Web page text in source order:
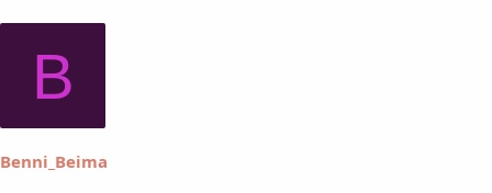
B
Benni_Beima